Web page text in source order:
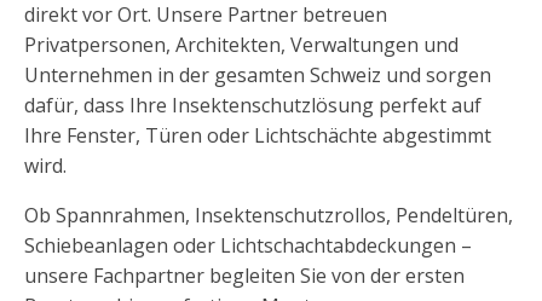
direkt vor Ort. Unsere Partner betreuen
Privatpersonen, Architekten, Verwaltungen und
Unternehmen in der gesamten Schweiz und sorgen
dafür, dass Ihre Insektenschutzlösung perfekt auf
Ihre Fenster, Türen oder Lichtschächte abgestimmt
wird.
Ob Spannrahmen, Insektenschutzrollos, Pendeltüren,
Schiebeanlagen oder Lichtschachtabdeckungen –
unsere Fachpartner begleiten Sie von der ersten